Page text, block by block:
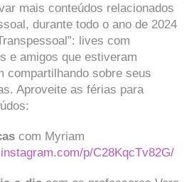
mais conteúdos relacionados
durante todo o ano de 2024
lives com
e amigos que estiveram
compartilhando sobre seus
Aproveite as férias para
com Myriam
com/p/C28KqcTv82G/